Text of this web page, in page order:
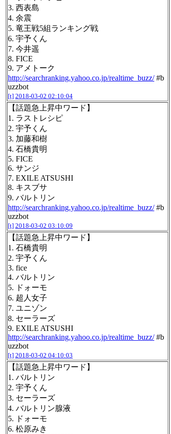
3. 西表島
4. 余震
5. 竜王戦5組ランキング戦
6. 宇予くん
7. 今井遥
8. FICE
9. アメトーク
http://searchranking.yahoo.co.jp/realtime_buzz/#b
uzzbot
[t] 2018-03-02 02:10:04
【話題急上昇中ワード】
1. ラストレシピ
2. 宇予くん
3. 加藤和樹
4. 石橋貴明
5. FICE
6. サンジ
7. EXILE ATSUSHI
8. キスブサ
9. バルトリン
http://searchranking.yahoo.co.jp/realtime_buzz/#b
uzzbot
[t] 2018-03-02 03:10:09
【話題急上昇中ワード】
1. 石橋貴明
2. 宇予くん
3. fice
4. バルトリン
5. ドォーモ
6. 超人女子
7. ユニゾン
8. セーラーズ
9. EXILE ATSUSHI
http://searchranking.yahoo.co.jp/realtime_buzz/#b
uzzbot
[t] 2018-03-02 04:10:03
【話題急上昇中ワード】
1. バルトリン
2. 宇予くん
3. セーラーズ
4. バルトリン腺液
5. ドォーモ
6. 松原みき